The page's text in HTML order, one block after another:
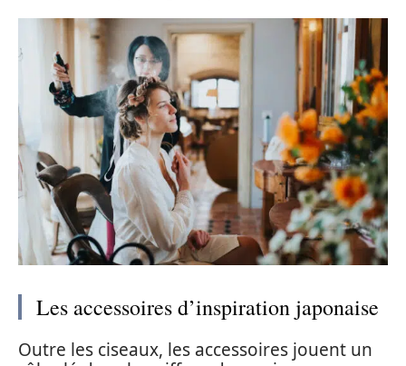
Les accessoires d’inspiration japonaise
Outre les ciseaux, les accessoires jouent un